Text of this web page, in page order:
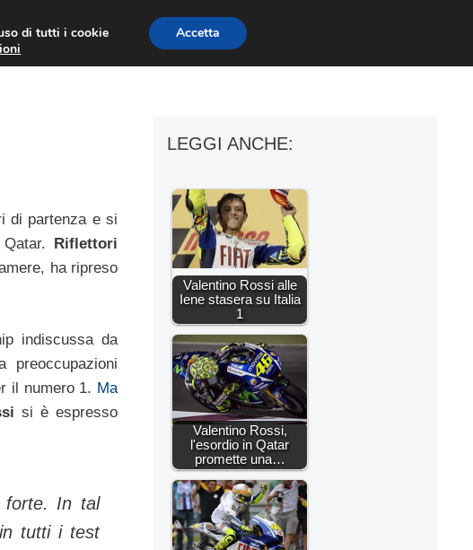
ACCESSORI MOTO MOTO GP
di partenza e si
Riflettori
ha ripreso
indiscussa da
preoccupazioni
il numero 1. Ma
si è espresso
forte. In tal
tutti i test
LEGGI ANCHE:
Valentino Rossi alle
Iene stasera su Italia
1
Valentino Rossi,
l'esordio in Qatar
promette una…
di tutti i cookie
Accetta